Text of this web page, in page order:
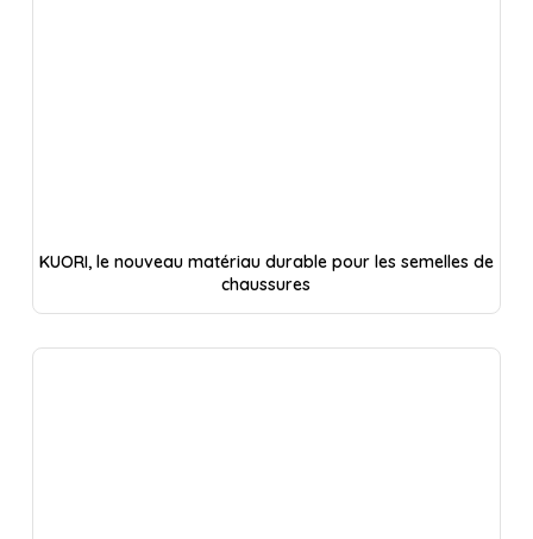
KUORI, le nouveau matériau durable pour les semelles de
chaussures